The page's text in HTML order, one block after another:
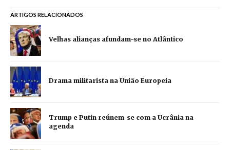
ARTIGOS RELACIONADOS
Velhas alianças afundam-se no Atlântico
Drama militarista na União Europeia
Trump e Putin reúnem-se com a Ucrânia na
agenda